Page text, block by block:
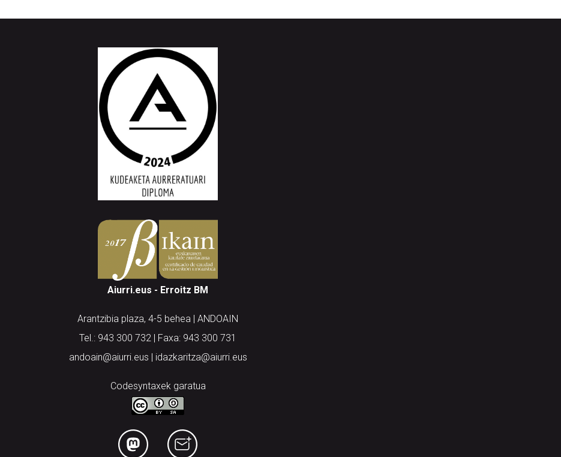
Aiurri.eus - Erroitz BM
Arantzibia plaza, 4-5 behea | ANDOAIN
Tel.: 943 300 732 | Faxa: 943 300 731
andoain@aiurri.eus | idazkaritza@aiurri.eus
Codesyntaxek garatua